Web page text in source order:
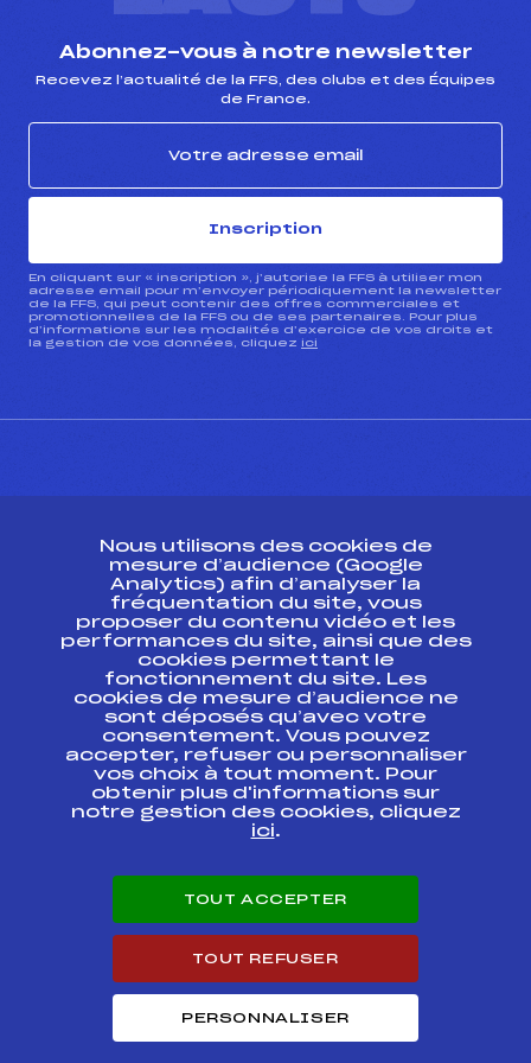
Abonnez-vous à notre newsletter
Recevez l’actualité de la FFS, des clubs et des Équipes
de France.
Inscription
En cliquant sur « inscription », j’autorise la FFS à utiliser mon
adresse email pour m’envoyer périodiquement la newsletter
de la FFS, qui peut contenir des offres commerciales et
promotionnelles de la FFS ou de ses partenaires. Pour plus
d’informations sur les modalités d’exercice de vos droits et
la gestion de vos données, cliquez ici
Ressources
Pass’Neige
Projet sportif fédéral
Projet de performance fédéral
Antidopage
Pôle Développement, Formation, Suivi
Scientifique
Listes ministérielles
Pôle vie de l’athlète
Enseignement professionnel
Carrières
Nous utilisons des cookies de
mesure d’audience (Google
Analytics) afin d’analyser la
fréquentation du site, vous
proposer du contenu vidéo et les
performances du site, ainsi que des
cookies permettant le
fonctionnement du site. Les
cookies de mesure d’audience ne
sont déposés qu’avec votre
consentement. Vous pouvez
accepter, refuser ou personnaliser
vos choix à tout moment. Pour
obtenir plus d'informations sur
notre gestion des cookies, cliquez
ici.
TOUT ACCEPTER
TOUT REFUSER
PERSONNALISER